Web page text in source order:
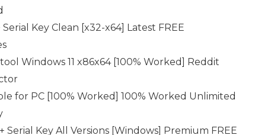
Key Clean [x32-x64] Latest FREE
Windows 11 x86x64 [100% Worked] Reddit
for PC [100% Worked] 100% Worked Unlimited
Key All Versions [Windows] Premium FREE